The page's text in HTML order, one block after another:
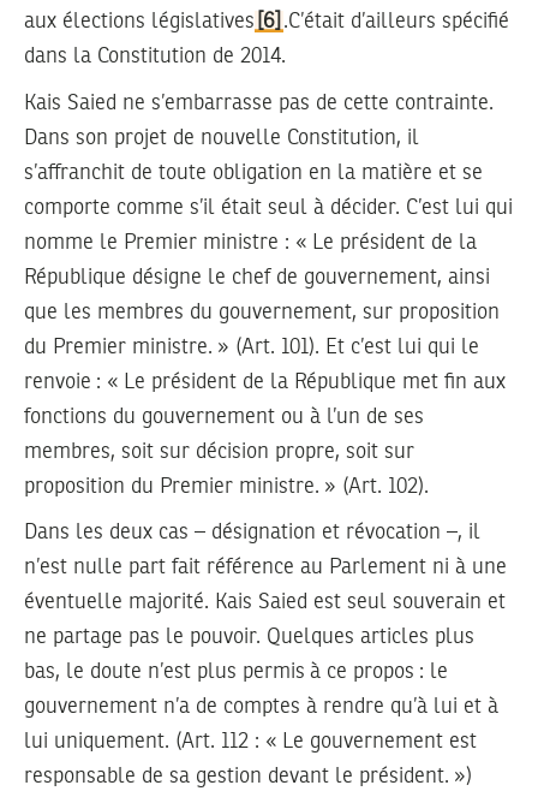
aux élections législatives [6] .C’était d’ailleurs spécifié
dans la Constitution de 2014.
Kais Saied ne s’embarrasse pas de cette contrainte.
Dans son projet de nouvelle Constitution, il
s’affranchit de toute obligation en la matière et se
comporte comme s’il était seul à décider. C’est lui qui
nomme le Premier ministre : « Le président de la
République désigne le chef de gouvernement, ainsi
que les membres du gouvernement, sur proposition
du Premier ministre. » (Art. 101). Et c’est lui qui le
renvoie : « Le président de la République met fin aux
fonctions du gouvernement ou à l’un de ses
membres, soit sur décision propre, soit sur
proposition du Premier ministre. » (Art. 102).
Dans les deux cas – désignation et révocation –, il
n’est nulle part fait référence au Parlement ni à une
éventuelle majorité. Kais Saied est seul souverain et
ne partage pas le pouvoir. Quelques articles plus
bas, le doute n’est plus permis à ce propos : le
gouvernement n’a de comptes à rendre qu’à lui et à
lui uniquement. (Art. 112 : « Le gouvernement est
responsable de sa gestion devant le président. »)